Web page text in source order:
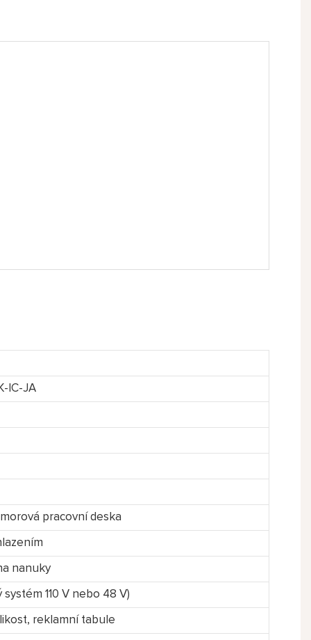
IC-JA
pracovní deska
nanuky
110 V nebo 48 V)
reklamní tabule